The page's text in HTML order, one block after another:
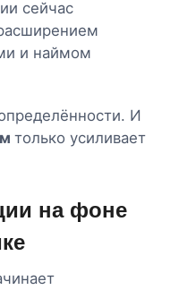
сейчас
и наймом
И
только усиливает
на фоне